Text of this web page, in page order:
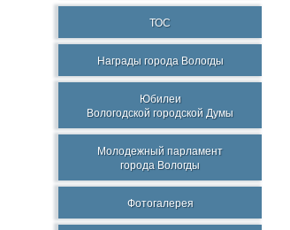
ТОС
Награды города Вологды
Юбилеи
Вологодской городской Думы
Молодежный парламент
города Вологды
Фотогалерея